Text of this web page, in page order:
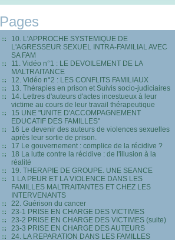
Pages
10. L'APPROCHE SYSTEMIQUE DE
L'AGRESSEUR SEXUEL INTRA-FAMILIAL AVEC
SA FAM
11. Vidéo n°1 : LE DEVOILEMENT DE LA
MALTRAITANCE
12. Vidéo n°2 : LES CONFLITS FAMILIAUX
13. Thérapies en prison et Suivis socio-judiciaires
14. Lettres d'auteurs d'actes incestueux à leur
victime au cours de leur travail thérapeutique
15 UNE "UNITE D'ACCOMPAGNEMENT
EDUCATIF DES FAMILLES"
16 Le devenir des auteurs de violences sexuelles
après leur sortie de prison.
17 Le gouvernement : complice de la récidive ?
18 La lutte contre la récidive : de l'illusion à la
réalité
19. THERAPIE DE GROUPE. UNE SEANCE
1 LA PEUR ET LA VIOLENCE DANS LES
FAMILLES MALTRAITANTES ET CHEZ LES
INTERVENANTS
22. Guérison du cancer
23-1 PRISE EN CHARGE DES VICTIMES
23-2 PRISE EN CHARGE DES VICTIMES (suite)
23-3 PRISE EN CHARGE DES AUTEURS
24. LA REPARATION DANS LES FAMILLES